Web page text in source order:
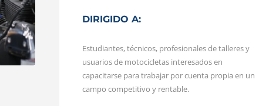
DIRIGIDO A:
Estudiantes, técnicos, profesionales de talleres y
usuarios de motocicletas interesados en
capacitarse para trabajar por cuenta propia en un
campo competitivo y rentable.